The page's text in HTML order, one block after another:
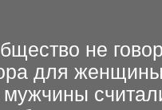
не
для
мужчины